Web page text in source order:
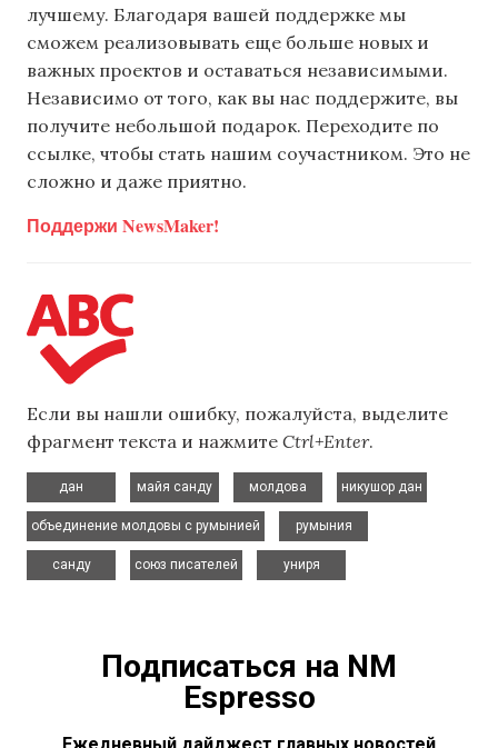
лучшему. Благодаря вашей поддержке мы
сможем реализовывать еще больше новых и
важных проектов и оставаться независимыми.
Независимо от того, как вы нас поддержите, вы
получите небольшой подарок. Переходите по
ссылке, чтобы стать нашим соучастником. Это не
сложно и даже приятно.
Поддержи NewsMaker!
Если вы нашли ошибку, пожалуйста, выделите
фрагмент текста и нажмите Ctrl+Enter.
дан
майя санду
молдова
никушор дан
объединение молдовы с румынией
румыния
санду
союз писателей
униря
Подписаться на NM
Espresso